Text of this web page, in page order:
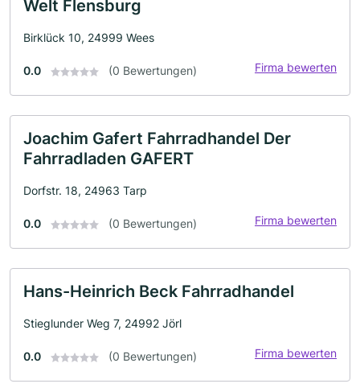
Welt Flensburg
Birklück 10, 24999 Wees
0.0 (0 Bewertungen) Firma bewerten
Joachim Gafert Fahrradhandel Der
Fahrradladen GAFERT
Dorfstr. 18, 24963 Tarp
0.0 (0 Bewertungen) Firma bewerten
Hans-Heinrich Beck Fahrradhandel
Stieglunder Weg 7, 24992 Jörl
0.0 (0 Bewertungen) Firma bewerten